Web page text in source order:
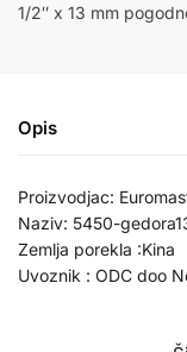
1/2″ x 13 mm
Opis
Proizvodjac:
Naziv: 5450-
Zemlja porekla :Kina
Uvoznik : ODC doo